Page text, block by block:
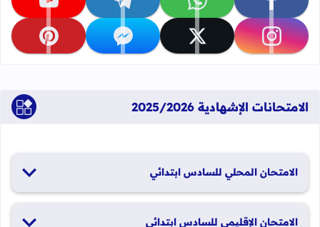
تابعنا على facebook تابعنا على whatsapp تابعنا على telegram تابعنا على youtube
تابعنا على instagram تابعنا على x تابعنا على messenger تابعنا على pinterest
الامتحانات الإشهادية 2025/2026
الامتحان المحلي للسادس ابتدائي
الامتحان الإقليمي للسادس ابتدائي